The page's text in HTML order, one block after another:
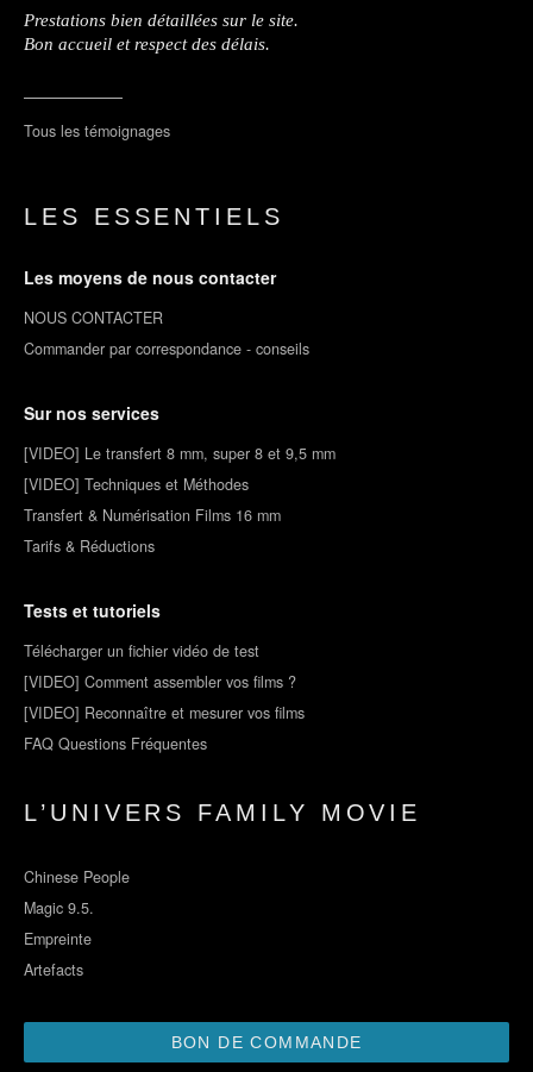
Prestations bien détaillées sur le site.
Bon accueil et respect des délais.
Tous les témoignages
LES ESSENTIELS
Les moyens de nous contacter
NOUS CONTACTER
Commander par correspondance - conseils
Sur nos services
[VIDEO] Le transfert 8 mm, super 8 et 9,5 mm
[VIDEO] Techniques et Méthodes
Transfert & Numérisation Films 16 mm
Tarifs & Réductions
Tests et tutoriels
Télécharger un fichier vidéo de test
[VIDEO] Comment assembler vos films ?
[VIDEO] Reconnaître et mesurer vos films
FAQ Questions Fréquentes
L’UNIVERS FAMILY MOVIE
Chinese People
Magic 9.5.
Empreinte
Artefacts
BON DE COMMANDE